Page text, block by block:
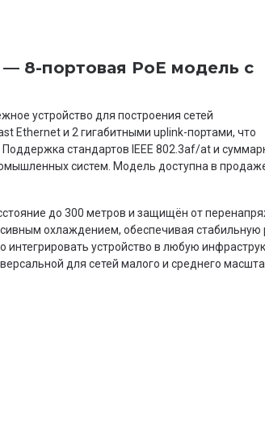
— 8-портовая PoE модель с
устройство для построения сетей
Ethernet и 2 гигабитными uplink-портами, что
стандартов IEEE 802.3af/at и
систем. Модель доступна в
до 300 метров и защищён от
охлаждением, обеспечивая стабильную
интегрировать устройство в любую
для сетей малого и среднего